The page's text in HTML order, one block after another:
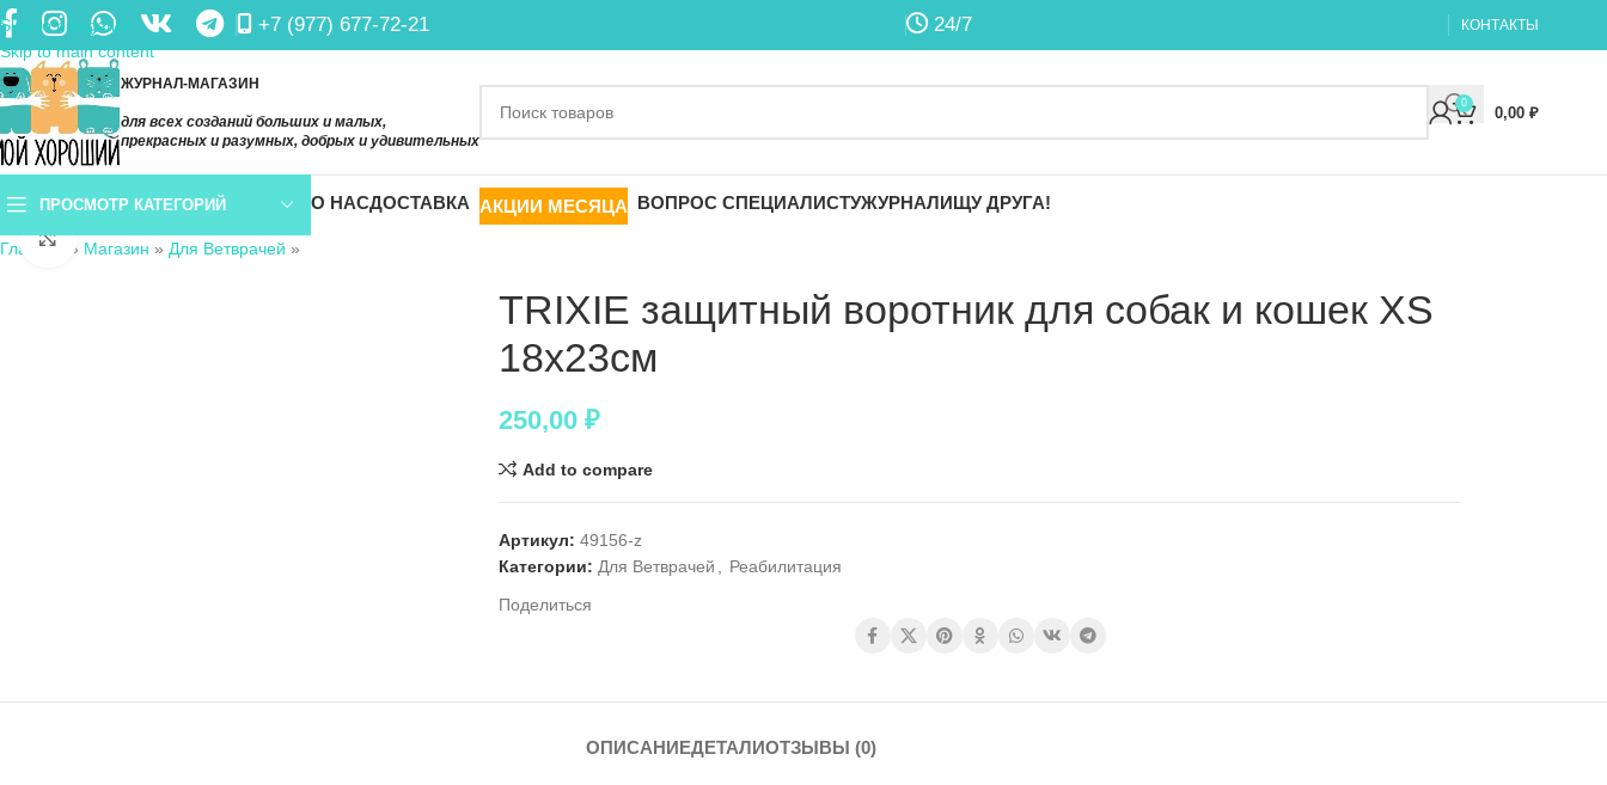
Skip to navigation
Skip to main content
+7 (977) 677-72-21 24/7 КОНТАКТЫ
ЖУРНАЛ-МАГАЗИН
для всех созданий больших и малых,
прекрасных и разумных, добрых и удивительных
0
0,00 ₽
ПРОСМОТР КАТЕГОРИЙ О НАСДОСТАВКА АКЦИИ МЕСЯЦА ВОПРОС СПЕЦИАЛИСТУЖУРНАЛИЩУ ДРУГА!
Главная » Магазин » Для Ветврачей »
Нажмите, чтобы увеличить
TRIXIE защитный воротник для собак и кошек XS
18x23cм
250,00₽
Add to compare
Артикул:49156-z
Категории: Для Ветврачей
Реабилитация
Поделиться
ОПИСАНИЕДЕТАЛИОТЗЫВЫ (0)